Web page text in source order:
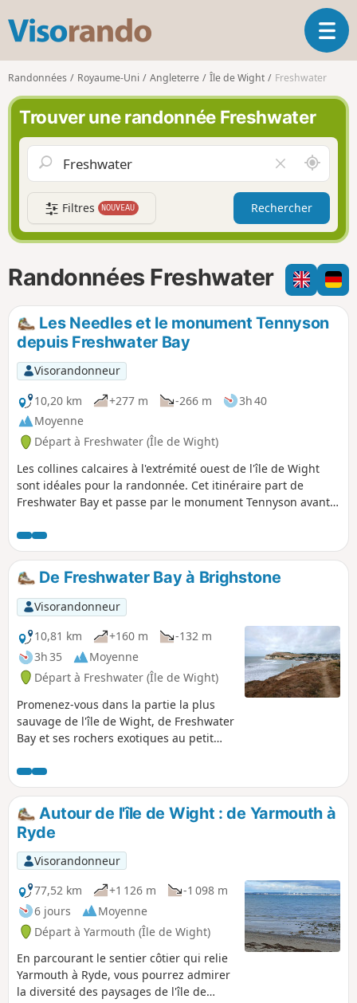
s
o
r
n
d
O
u
l
a
i
g
t
i
o
n
Randonnées Royaume-Uni Angleterre Île de Wight Freshwater
Trouver une randonnée Freshwater
i
d
e
r
l
e
h
m
A
u
t
u
r
d
e
m
i
Filtres NOUVEAU Rechercher
Randonnées Freshwater
Les Needles et le monument Tennyson
depuis Freshwater Bay
Visorandonneur
10,20 km
+277 m -266 m
3h 40
Moyenne
Départ à Freshwater (Île de Wight)
Les collines calcaires à l'extrémité ouest de l'île de Wight
sont idéales pour la randonnée. Cet itinéraire part de
Freshwater Bay et passe par le monument Tennyson avant
également une belle vue sur Alum Bay et, lors de la
dernière descente, un panorama grandiose vers l'est, le
long de la côte, jusqu'à St Catherine's Point.
De Freshwater Bay à Brighstone
Visorandonneur
10,81 km
+160 m
-132 m
3h 35
Moyenne
Départ à Freshwater (Île de Wight)
Promenez-vous dans la partie la plus
sauvage de l'île de Wight, de Freshwater
Bay et ses rochers exotiques au petit
falaises passer de la craie à l'argile et au
grès. Il s'agit de la deuxième d'une série
de six randonnées qui vous feront
découvrir l'île de Wight d'ouest en est
sur le sentier côtier.
Autour de l'île de Wight : de Yarmouth à
Ryde
Visorandonneur
77,52 km
+1 126 m
-1 098 m
6 jours
Moyenne
Départ à Yarmouth (Île de Wight)
En parcourant le sentier côtier qui relie
Yarmouth à Ryde, vous pourrez admirer
la diversité des paysages de l'île de